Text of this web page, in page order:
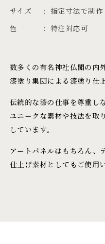
サイズ
指定寸法で制作
色
特注対応可
数多くの有名神社仏閣の内
漆塗り集団による漆塗り仕
伝統的な漆の仕事を尊重し
ユニークな素材や技法を取
しています。
アートパネルはもちろん、
仕上げ素材としてもご使用